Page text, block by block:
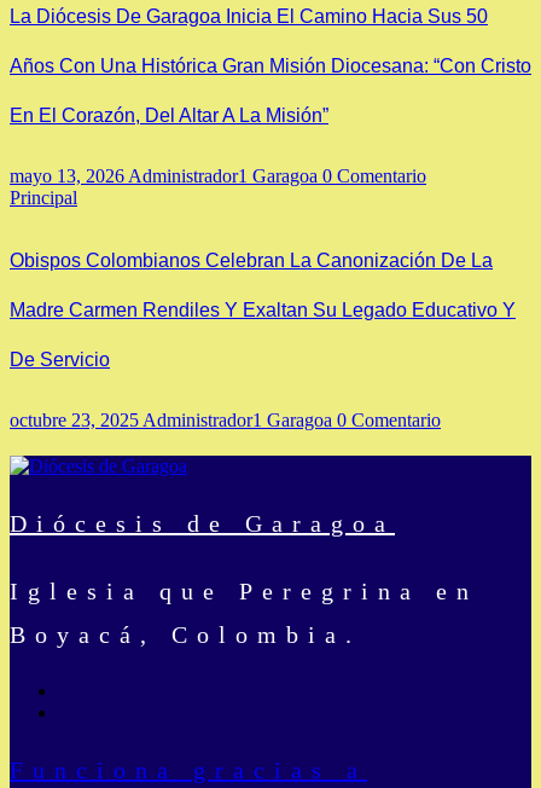
La Diócesis De Garagoa Inicia El Camino Hacia Sus 50
Años Con Una Histórica Gran Misión Diocesana: “Con Cristo
En El Corazón, Del Altar A La Misión”
mayo 13, 2026Administrador1 Garagoa 0 Comentario
Principal
Obispos Colombianos Celebran La Canonización De La
Madre Carmen Rendiles Y Exaltan Su Legado Educativo Y
De Servicio
octubre 23, 2025 Administrador1 Garagoa 0 Comentario
Diócesis de Garagoa
Iglesia que Peregrina en
Boyacá, Colombia.
Funciona gracias a